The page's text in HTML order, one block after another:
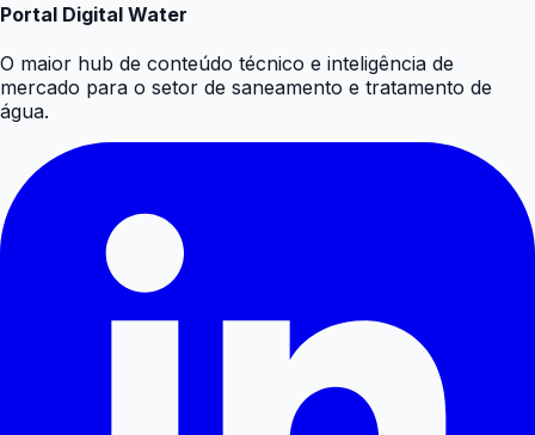
Portal Digital Water
O maior hub de conteúdo técnico e inteligência de
mercado para o setor de saneamento e tratamento de
água.